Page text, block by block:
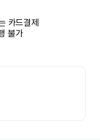
카드결제
불가